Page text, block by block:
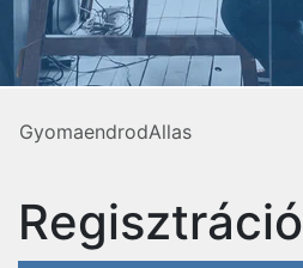
GyomaendrodAllas
Regisztráció